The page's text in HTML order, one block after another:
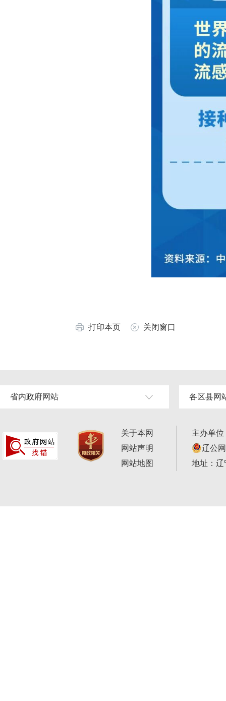
打印本页 关闭窗口
省内政府网站 各区县网
关于本网
网站声明
网站地图
主办单
辽公
地址：辽